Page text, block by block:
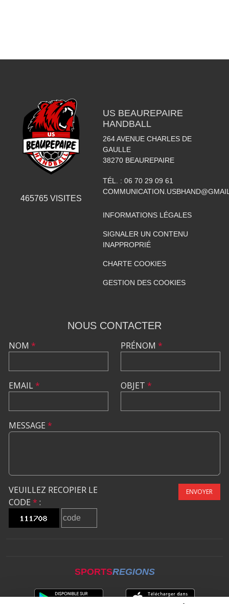
465765 VISITES
US BEAUREPAIRE
HANDBALL
264 AVENUE CHARLES DE
GAULLE
38270 BEAUREPAIRE
TÉL. : 06 70 29 09 61
INFORMATIONS LÉGALES
SIGNALER UN CONTENU
INAPPROPRIÉ
CHARTE COOKIES
GESTION DES COOKIES
NOUS CONTACTER
NOM *
EMAIL*
PRÉNOM *
OBJET *
MESSAGE *
VEUILLEZ RECOPIER LE
CODE * :
ENVOYER
SPORTSREGIONS